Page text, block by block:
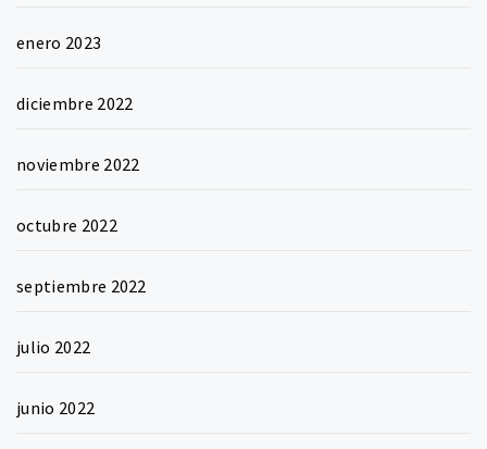
enero 2023
diciembre 2022
noviembre 2022
octubre 2022
septiembre 2022
julio 2022
junio 2022